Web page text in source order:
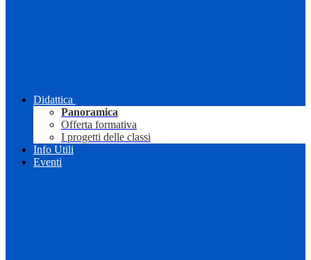
Didattica
Panoramica
Offerta formativa
I progetti delle classi
Info Utili
Eventi